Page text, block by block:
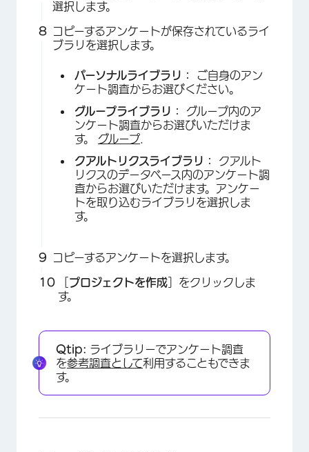
×
選択します。
コピーするアンケートが保存されているライ
ブラリを選択します。
パーソナルライブラリ： ご自身のアン
ケート調査からお選びください。
グループライブラリ： グループ内のア
ンケート調査からお選びいただけま
す。 グループ
クアルトリクスライブラリ： クアルト
リクスのデータベース内のアンケート調
査からお選びいただけます。アンケー
トを取り込むライブラリを選択しま
す。
コピーするアンケートを選択します。
プロジェクトを作成 ］をクリックしま
す。
Qtip: ライブラリーでアンケート調査
を参考調査として利用することもできま
す。